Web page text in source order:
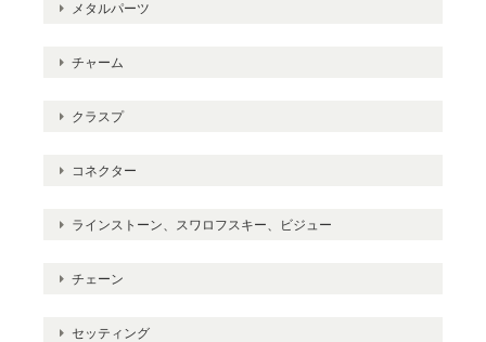
メタルパーツ
チャーム
クラスプ
コネクター
ラインストーン、スワロフスキー、ビジュー
チェーン
セッティング